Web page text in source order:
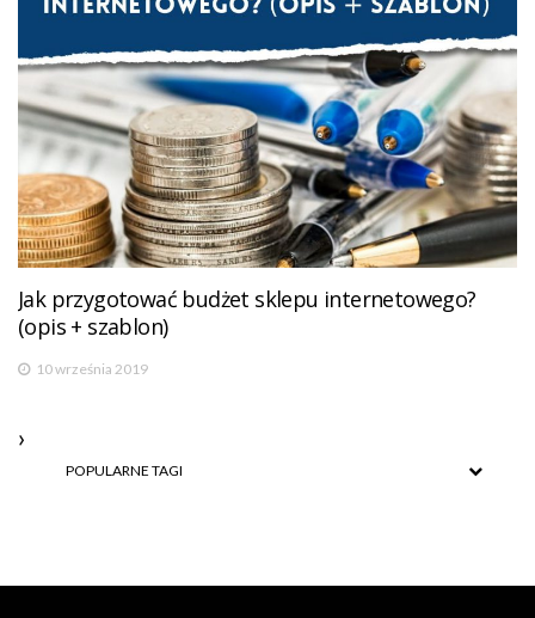
Jak przygotować budżet sklepu internetowego?
(opis + szablon)
10 września 2019
POPULARNE TAGI